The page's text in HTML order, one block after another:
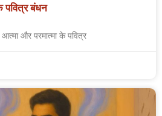
पवित्र बंधन
आत्मा और परमात्मा के पवित्र